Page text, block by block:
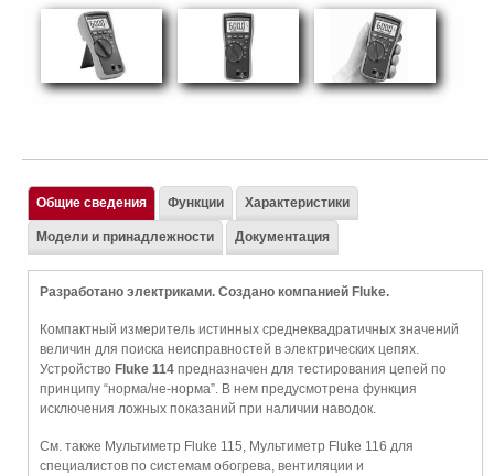
Общие сведения
Разработано электриками. Создано компанией Fluke.
Компактный измеритель истинных среднеквадратичных значений
величин для поиска неисправностей в электрических цепях.
Устройство Fluke 114 предназначен для тестирования цепей по
принципу “норма/не-норма”. В нем предусмотрена функция
исключения ложных показаний при наличии наводок.
См. также Мультиметр Fluke 115, Мультиметр Fluke 116 для
специалистов по системам обогрева, вентиляции и
Функции Характеристики
Модели и принадлежности Документация